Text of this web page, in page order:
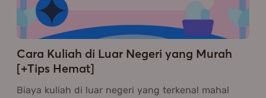
Cara Kuliah di Luar Negeri yang Murah
[+Tips Hemat]
Biaya kuliah di luar negeri yang terkenal mahal